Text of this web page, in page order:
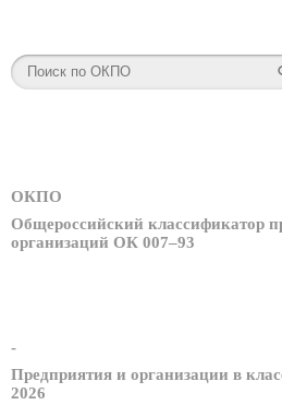
ОКПО
Общероссийский классификатор
организаций ОК 007–93
-
Предприятия и организации в
2026